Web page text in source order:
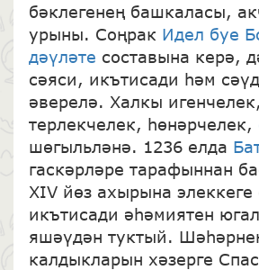
бәклегенең башкаласы,
урыны. Соңрак Идел буе
дәүләте составына керә,
сәяси, икътисади һәм
әверелә. Халкы игенчелек,
терлекчелек, һөнәрчелек,
шөгыльләнә. 1236 елда
гаскәрләре тарафыннан
XIV йөз ахырына элеккеге
икътисади әһәмиятен
яшәүдән туктый.
калдыкларын хәзерге